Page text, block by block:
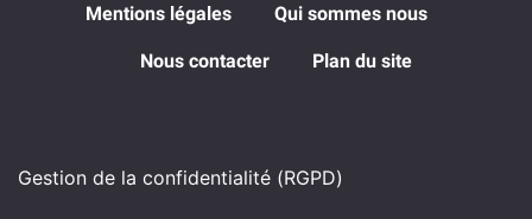
Mentions légales Qui sommes nous
Nous contacter Plan du site
Gestion de la confidentialité (RGPD)